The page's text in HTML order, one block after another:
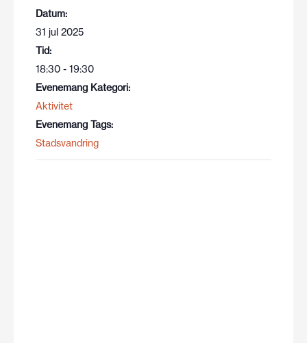
Datum:
31 jul 2025
Tid:
18:30 - 19:30
Evenemang Kategori:
Aktivitet
Evenemang Tags:
Stadsvandring